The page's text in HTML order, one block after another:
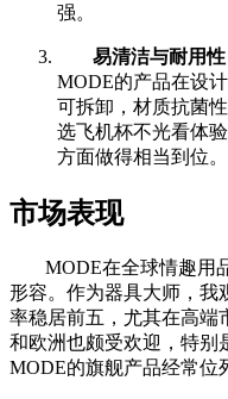
强。
易清洁与耐用性
MODE的产品在设
可拆卸，材质抗菌
选飞机杯不光看体
方面做得相当到位。
市场表现
MODE在全球情趣用
形容。作为器具大师，我
率稳居前五，尤其在高端
和欧洲也颇受欢迎，特别
MODE的旗舰产品经常位